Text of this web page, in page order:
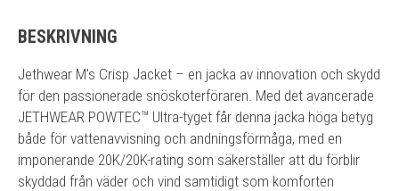
BESKRIVNING
Jethwear M's Crisp Jacket – en jacka av innovation och skydd
för den passionerade snöskoterföraren. Med det avancerade
JETHWEAR POWTEC™ Ultra-tyget får denna jacka höga betyg
både för vattenavvisning och andningsförmåga, med en
imponerande 20K/20K-rating som säkerställer att du förblir
skyddad från väder och vind samtidigt som komforten